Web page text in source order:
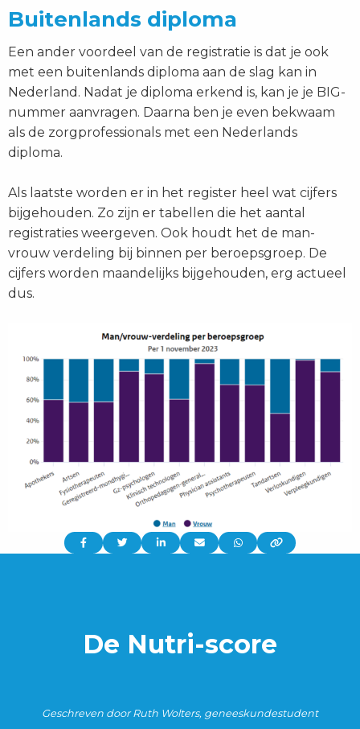
Buitenlands diploma
Een ander voordeel van de registratie is dat je ook
met een buitenlands diploma aan de slag kan in
Nederland. Nadat je diploma erkend is, kan je je BIG-
nummer aanvragen. Daarna ben je even bekwaam
als de zorgprofessionals met een Nederlands
diploma.
Als laatste worden er in het register heel wat cijfers
bijgehouden. Zo zijn er tabellen die het aantal
registraties weergeven. Ook houdt het de man-
vrouw verdeling bij binnen per beroepsgroep. De
cijfers worden maandelijks bijgehouden, erg actueel
dus.
Delen
Delen
Delen
Delen
Delen
De Nutri-score
Geschreven door Ruth Wolters, geneeskundestudent